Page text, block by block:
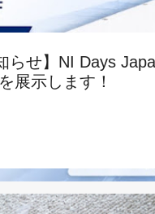
らせ】NI Days
展示します！